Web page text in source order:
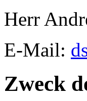
Herr
E-Mail:
Zweck